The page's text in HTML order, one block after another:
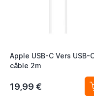
Apple USB-C Vers USB-
câble 2m
19,99 €